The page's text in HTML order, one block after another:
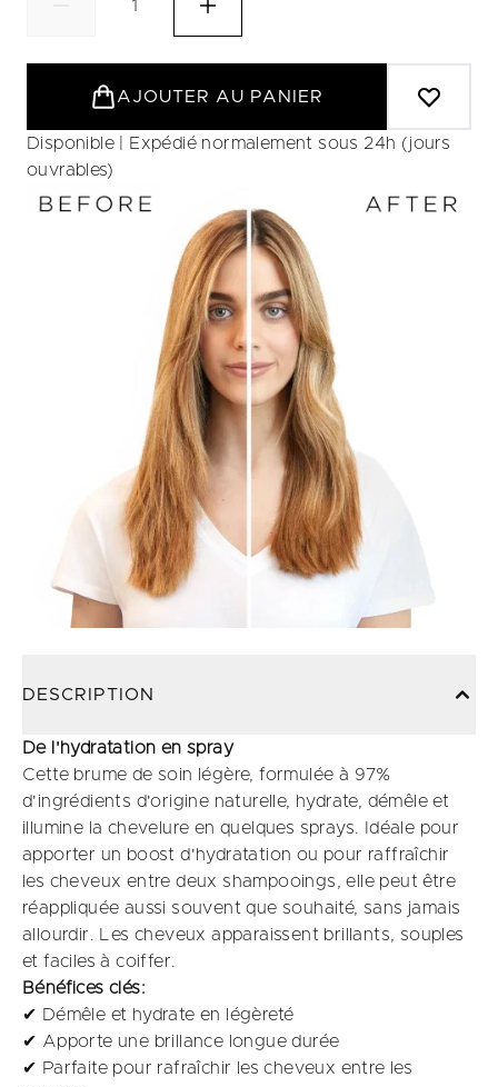
AJOUTER AU PANIER
Disponible | Expédié normalement sous 24h (jours
ouvrables)
DESCRIPTION
De l'hydratation en spray
Cette brume de soin légère, formulée à 97%
d'ingrédients d'origine naturelle, hydrate, démêle et
illumine la chevelure en quelques sprays. Idéale pour
apporter un boost d'hydratation ou pour raffraîchir
les cheveux entre deux shampooings, elle peut être
réappliquée aussi souvent que souhaité, sans jamais
allourdir. Les cheveux apparaissent brillants, souples
et faciles à coiffer.
Bénéfices clés:
✔ Démêle et hydrate en légèreté
✔ Apporte une brillance longue durée
✔ Parfaite pour rafraîchir les cheveux entre les